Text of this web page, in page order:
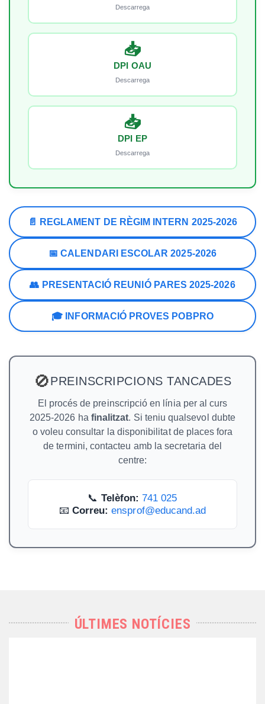
Descarrega
📥
DPI OAU
Descarrega
📥
DPI EP
Descarrega
📄 REGLAMENT DE RÈGIM INTERN 2025-2026
📅 CALENDARI ESCOLAR 2025-2026
👥 PRESENTACIÓ REUNIÓ PARES 2025-2026
🎓 INFORMACIÓ PROVES POBPRO
🚫PREINSCRIPCIONS TANCADES
El procés de preinscripció en línia per al curs
2025-2026 ha finalitzat. Si teniu qualsevol dubte
o voleu consultar la disponibilitat de places fora
de termini, contacteu amb la secretaria del
centre:
📞 Telèfon: 741 025
📧 Correu: ensprof@educand.ad
ÚLTIMES NOTÍCIES